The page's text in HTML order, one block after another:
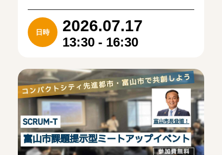
日時 2026.07.17
13:30 - 16:30